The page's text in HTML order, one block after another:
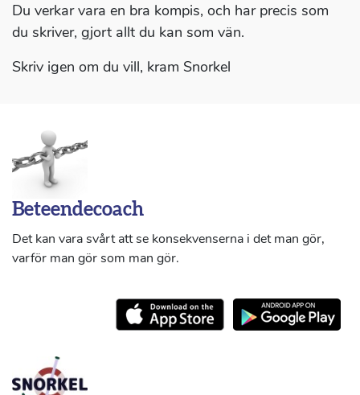
Du verkar vara en bra kompis, och har precis som
du skriver, gjort allt du kan som vän.
Skriv igen om du vill, kram Snorkel
Beteendecoach
Det kan vara svårt att se konsekvenserna i det man gör,
varför man gör som man gör.